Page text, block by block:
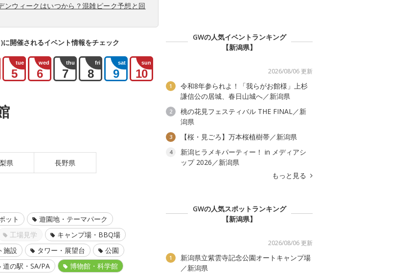
ンウィークはいつから？混雑ピーク予想と回
開催されるイベント情報をチェック
tue
5
wed
6
thu
7
fri
8
sat
9
sun
10
県 長野県
ット
遊園地・テーマパーク
工場見学
キャンプ場・BBQ場
施設 タワー・展望台
公園
道の駅・SA/PA
博物館・科学館
GWの人気イベントランキング
【新潟県】
2026/08/06 更新
1
令和8年参られよ！「我らがお館様」上杉
謙信公の居城、春日山城へ／新潟県
2
桃の花見フェスティバル THE FINAL／新
潟県
3 【桜・見ごろ】万本桜植樹帯／新潟県
4
新潟ヒラメキパーティー！ in メディアシ
ップ 2026／新潟県
もっと見る
GWの人気スポットランキング
【新潟県】
2026/08/06 更新
1
新潟県立紫雲寺記念公園オートキャンプ場
／新潟県